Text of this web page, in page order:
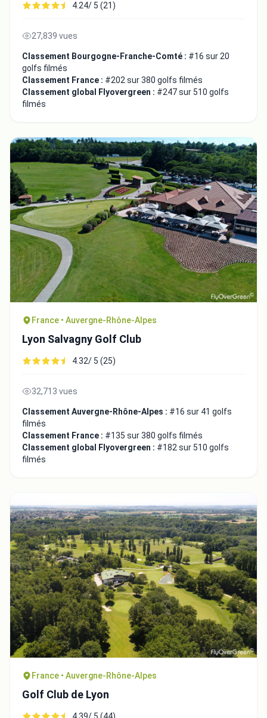
4.24/ 5 (21)
27,839 vues
Classement Bourgogne-Franche-Comté : #16 sur 20
golfs filmés
Classement France : #202 sur 380 golfs filmés
Classement global Flyovergreen : #247 sur 510 golfs
filmés
France • Auvergne-Rhône-Alpes
Lyon Salvagny Golf Club
4.32/ 5 (25)
32,713 vues
Classement Auvergne-Rhône-Alpes : #16 sur 41 golfs
filmés
Classement France : #135 sur 380 golfs filmés
Classement global Flyovergreen : #182 sur 510 golfs
filmés
France • Auvergne-Rhône-Alpes
Golf Club de Lyon
4.39/ 5 (44)